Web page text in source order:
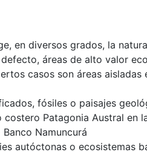
en diversos grados, la
áreas de alto valor
casos son áreas
fósiles o paisajes
Patagonia Austral en
Namuncurá
autóctonas o ecosistemas